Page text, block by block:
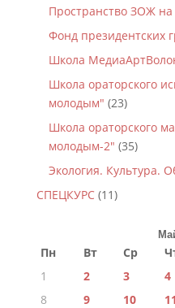
Пространство ЗОЖ
Фонд президентских
Школа
Школа ораторского
молодым" (23)
Школа ораторского
молодым-2" (35)
Экология. Культура.
СПЕЦКУРС(11)
Пн Вт Ср
1
2 3 4
8
9 10 11